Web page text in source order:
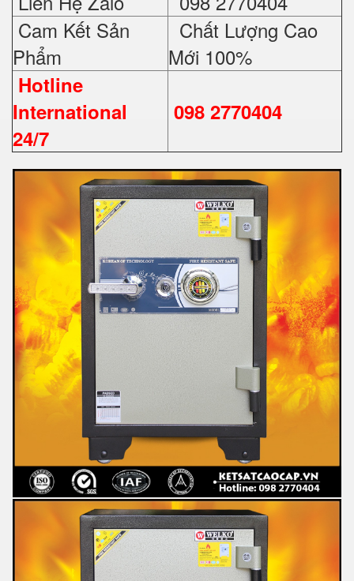
Cam Kết Sản
Phẩm
Chất Lượng Cao
Mới 100%
Hotline
International
24/7
098 2770404